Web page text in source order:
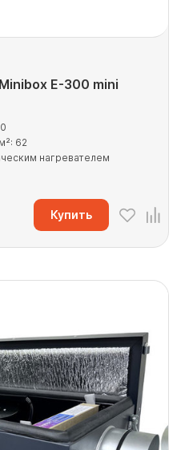
E-300 mini
62
нагревателем
Купить